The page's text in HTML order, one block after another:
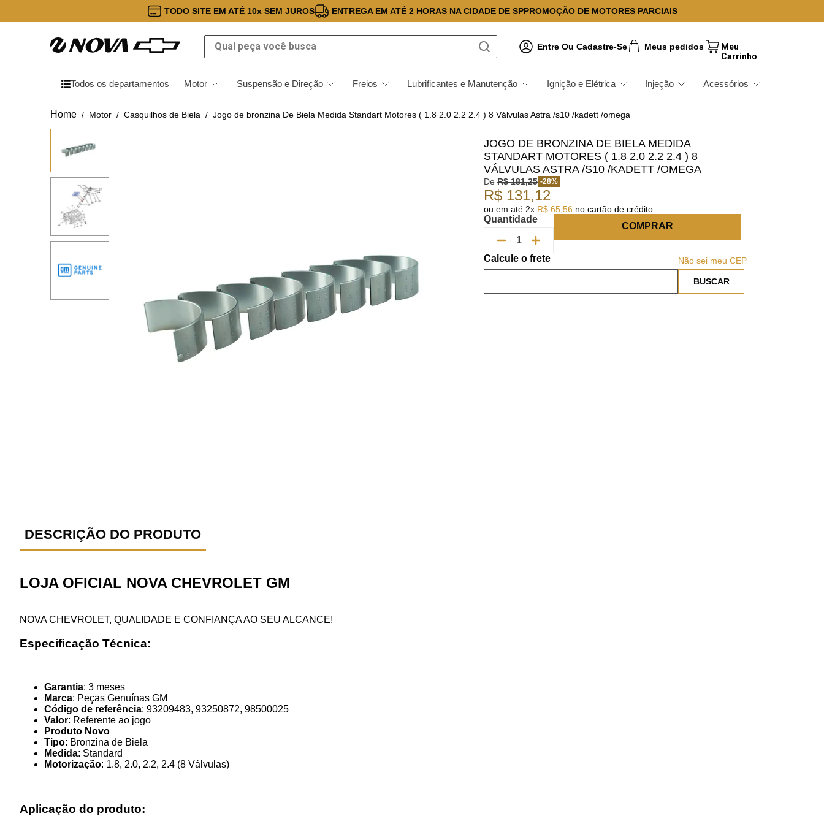
TODO SITE EM ATÉ 10x SEM JUROS ENTREGA EM ATÉ 2 HORAS NA CIDADE DE SPPROMOÇÃO DE MOTORES PARCIAIS
Qual peça você busca
Entre Ou Cadastre-Se Meus pedidos
Todos os departamentos Motor Suspensão e Direção Freios Lubrificantes e Manutenção Ignição e Elétrica Injeção Acessórios
Motor Casquilhos de Biela Jogo de bronzina De Biela Medida Standart Motores ( 1.8 2.0 2.2 2.4 ) 8 Válvulas Astra /s10 /kadett /omega
JOGO DE BRONZINA DE BIELA MEDIDA
STANDART MOTORES ( 1.8 2.0 2.2 2.4 ) 8
VÁLVULAS ASTRA /S10 /KADETT /OMEGA
De R$ 181,25 -28%
R$ 131,12
ou em até 2x R$ 65 56 no cartão de crédito.
Quantidade
COMPRAR
Não sei meu CEP
DESCRIÇÃO DO PRODUTO
LOJA OFICIAL NOVA CHEVROLET GM
NOVA CHEVROLET, QUALIDADE E CONFIANÇA AO SEU ALCANCE!
Especificação Técnica:
Garantia: 3 meses
Marca: Peças Genuínas GM
Código de referência: 93209483, 93250872, 98500025
Valor: Referente ao jogo
Produto Novo
Tipo: Bronzina de Biela
Medida: Standard
Motorização: 1.8, 2.0, 2.2, 2.4 (8 Válvulas)
Aplicação do produto: